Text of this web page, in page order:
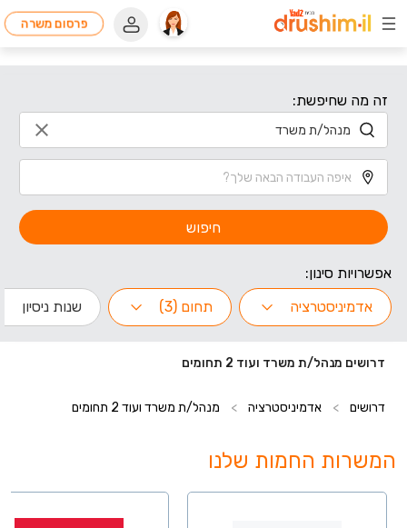
פרסום משרה
זה מה שחיפשת:
חיפוש
אפשרויות סינון:
אדמיניסטרציה
תחום (3) שנות ניסיון
דרושים מנהל/ת משרד ועוד 2 תחומים
דרושים > אדמיניסטרציה > מנהל/ת משרד ועוד 2 תחומים
המשרות החמות שלנו